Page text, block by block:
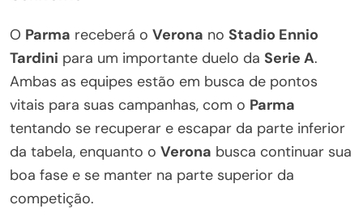
O Parma receberá o Verona no Stadio Ennio
Tardini para um importante duelo da Serie A.
Ambas as equipes estão em busca de pontos
vitais para suas campanhas, com o Parma
tentando se recuperar e escapar da parte inferior
da tabela, enquanto o Verona busca continuar sua
boa fase e se manter na parte superior da
competição.